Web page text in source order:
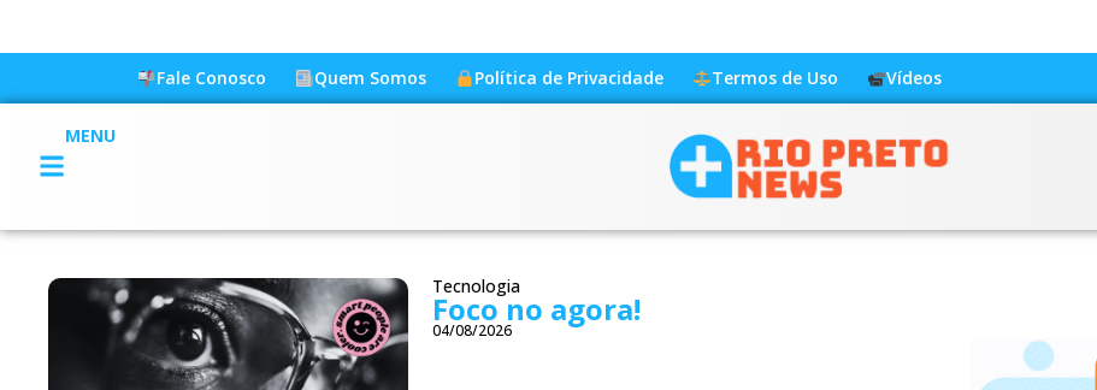
Fale Conosco Quem Somos Política de Privacidade Termos de Uso Vídeos
MENU
Tecnologia
Foco no agora!
04/08/2026